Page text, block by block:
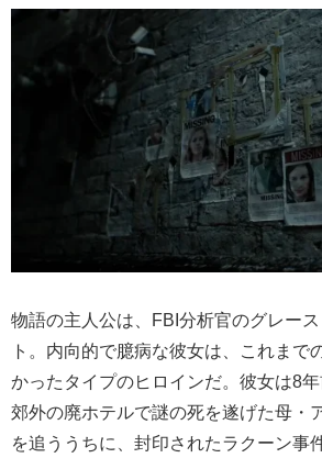
物語の主人公は、FBI分析官のグレー
ト。内向的で臆病な彼女は、これまで
かったタイプのヒロインだ。彼女は8
郊外の廃ホテルで謎の死を遂げた母・
を追ううちに、封印されたラクーン事